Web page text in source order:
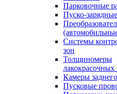
Парковочные
Пуско-
Системы
зон
Толщиномеры
Камеры
Пусковые